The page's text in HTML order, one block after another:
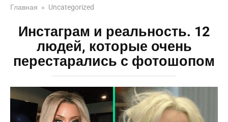
Главная » Uncategorized
Инстаграм и реальность. 12
людей, которые очень
перестарались с фотошопом